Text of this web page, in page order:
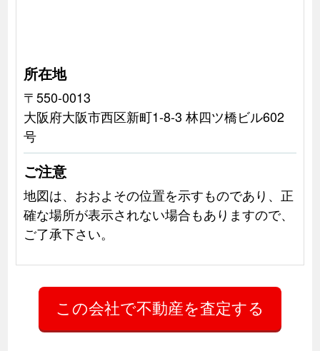
所在地
〒550-0013
大阪府大阪市西区新町1-8-3 林四ツ橋ビル602
号
ご注意
地図は、おおよその位置を示すものであり、正
確な場所が表示されない場合もありますので、
ご了承下さい。